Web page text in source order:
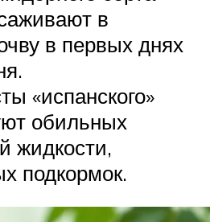
в
в первых днях
«испанского»
обильных
жидкости,
подкормок.